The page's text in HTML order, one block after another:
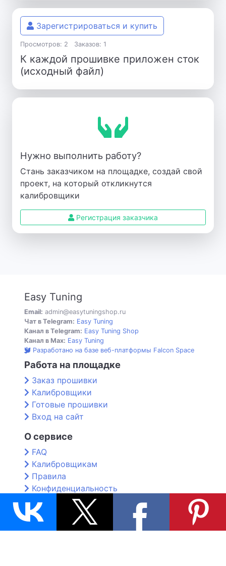
Зарегистрироваться и купить
Просмотров: 2 Заказов: 1
К каждой прошивке приложен сток
(исходный файл)
Нужно выполнить работу?
Стань заказчиком на площадке, создай свой
проект, на который откликнутся
калибровщики
Регистрация заказчика
Easy Tuning
Email: admin@easytuningshop.ru
Чат в Telegram: Easy Tuning
Канал в Telegram: Easy Tuning Shop
Канал в Max: Easy Tuning
Разработано на базе веб-платформы Falcon Space
Работа на площадке
Заказ прошивки
Калибровщики
Готовые прошивки
Вход на сайт
О сервисе
FAQ
Калибровщикам
Правила
Конфиденциальность
Контакты